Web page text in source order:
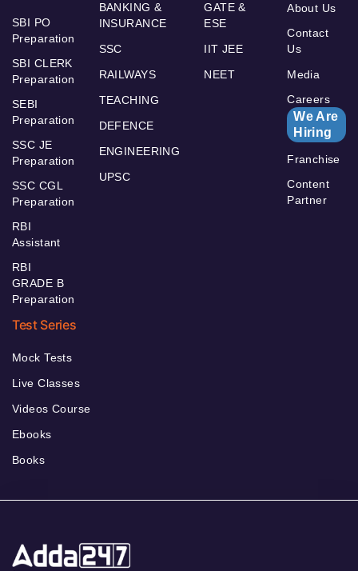
SBI PO
Preparation
SBI CLERK
Preparation
SEBI
Preparation
SSC JE
Preparation
SSC CGL
Preparation
RBI
Assistant
RBI
GRADE B
Preparation
BANKING &
INSURANCE
SSC
RAILWAYS
TEACHING
DEFENCE
ENGINEERING
UPSC
GATE &
ESE
IIT JEE
NEET
About Us
Contact
Us
Media
Careers
We Are
Hiring
Franchise
Content
Partner
Test Series
Mock Tests
Live Classes
Videos Course
Ebooks
Books